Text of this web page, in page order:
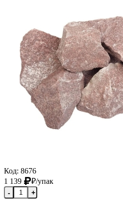
Код: 8676
1 139
₽/упак
- +